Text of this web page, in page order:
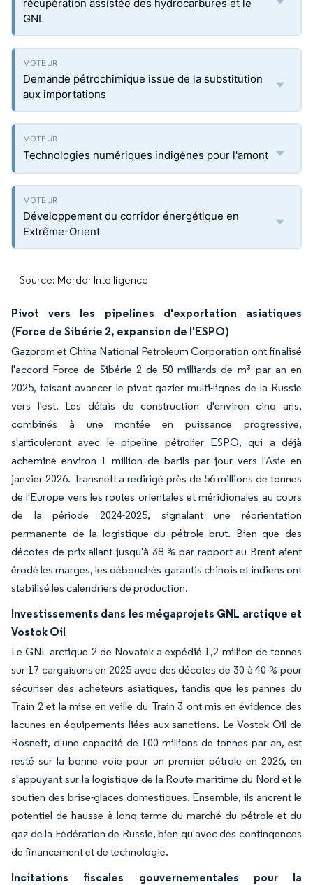
récupération assistée des hydrocarbures et le
GNL
Demande pétrochimique issue de la substitution
aux importations
Technologies numériques indigènes pour l'amont
Développement du corridor énergétique en
Extrême-Orient
Source: Mordor Intelligence
Pivot vers les pipelines d'exportation asiatiques
(Force de Sibérie 2, expansion de l'ESPO)
Gazprom et China National Petroleum Corporation ont finalisé
l'accord Force de Sibérie 2 de 50 milliards de m³ par an en
2025, faisant avancer le pivot gazier multi-lignes de la Russie
vers l'est. Les délais de construction d'environ cinq ans,
combinés à une montée en puissance progressive,
s'articuleront avec le pipeline pétrolier ESPO, qui a déjà
acheminé environ 1 million de barils par jour vers l'Asie en
janvier 2026. Transneft a redirigé près de 56 millions de tonnes
de l'Europe vers les routes orientales et méridionales au cours
de la période 2024-2025, signalant une réorientation
permanente de la logistique du pétrole brut. Bien que des
décotes de prix allant jusqu'à 38 % par rapport au Brent aient
érodé les marges, les débouchés garantis chinois et indiens ont
stabilisé les calendriers de production.
Investissements dans les mégaprojets GNL arctique et
Vostok Oil
Le GNL arctique 2 de Novatek a expédié 1,2 million de tonnes
sur 17 cargaisons en 2025 avec des décotes de 30 à 40 % pour
sécuriser des acheteurs asiatiques, tandis que les pannes du
Train 2 et la mise en veille du Train 3 ont mis en évidence des
lacunes en équipements liées aux sanctions. Le Vostok Oil de
Rosneft, d'une capacité de 100 millions de tonnes par an, est
resté sur la bonne voie pour un premier pétrole en 2026, en
s'appuyant sur la logistique de la Route maritime du Nord et le
soutien des brise-glaces domestiques. Ensemble, ils ancrent le
potentiel de hausse à long terme du marché du pétrole et du
gaz de la Fédération de Russie, bien qu'avec des contingences
de financement et de technologie.
Incitations fiscales gouvernementales pour la